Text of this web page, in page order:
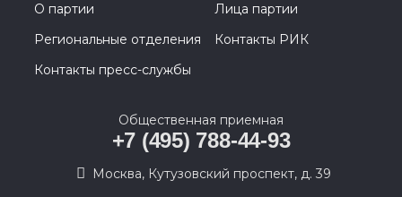
О партии
Лица партии
Региональные отделения
Контакты РИК
Контакты пресс-службы
Общественная приемная
+7 (495) 788-44-93
Москва, Кутузовский проспект, д. 39